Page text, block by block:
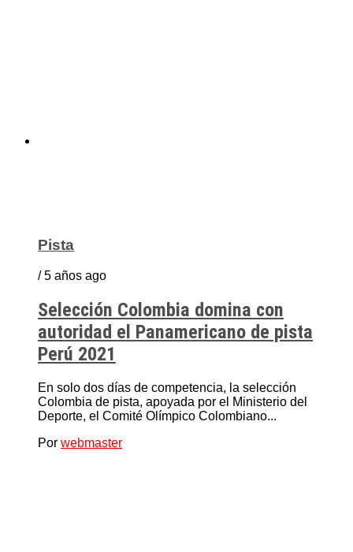
Pista
/ 5 años ago
Selección Colombia domina con
autoridad el Panamericano de pista
Perú 2021
En solo dos días de competencia, la selección
Colombia de pista, apoyada por el Ministerio del
Deporte, el Comité Olímpico Colombiano...
Por webmaster